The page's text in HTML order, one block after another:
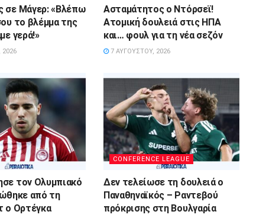
σε Μάγερ: «Βλέπω
το βλέμμα της
γερά!»
Ασταμάτητος ο Ντόρσεϊ!
Ατομική δουλειά στις ΗΠΑ
και… φουλ για τη νέα σεζόν
7 ΑΥΓΟΎΣΤΟΥ, 2026
τον Ολυμπιακό
από τη
ο Ορτέγκα
CONFERENCE LEAGUE
Δεν τελείωσε τη δουλειά ο
Παναθηναϊκός – Ραντεβού
πρόκρισης στη Βουλγαρία